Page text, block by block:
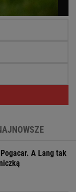
A Lang tak